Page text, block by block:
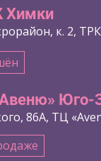
к. 2,
Юго-
86А, ТЦ